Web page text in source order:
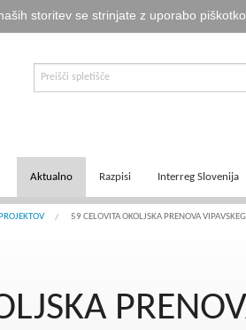
storitev se strinjate z uporabo
Aktualno
E-informator Vizija kohezija
Logotipi
Razpisi
Aktualni razpisi
Napovedani razpisi
Interreg Slovenija
Čezmejno
Medregionalno
59 CELOVITA OKOLJSKA PRENOVA